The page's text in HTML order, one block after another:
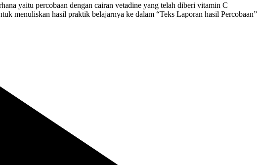
yaitu percobaan dengan cairan vetadine yang telah diberi vitamin C
menuliskan hasil praktik belajarnya ke dalam “Teks Laporan hasil Percobaan”